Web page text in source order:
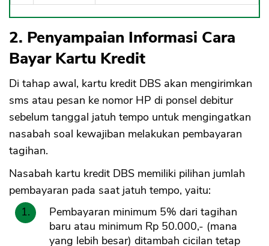
2. Penyampaian Informasi Cara
Bayar Kartu Kredit
Di tahap awal, kartu kredit DBS akan mengirimkan
sms atau pesan ke nomor HP di ponsel debitur
sebelum tanggal jatuh tempo untuk mengingatkan
nasabah soal kewajiban melakukan pembayaran
tagihan.
Nasabah kartu kredit DBS memiliki pilihan jumlah
pembayaran pada saat jatuh tempo, yaitu:
Pembayaran minimum 5% dari tagihan
baru atau minimum Rp 50.000,- (mana
yang lebih besar) ditambah cicilan tetap